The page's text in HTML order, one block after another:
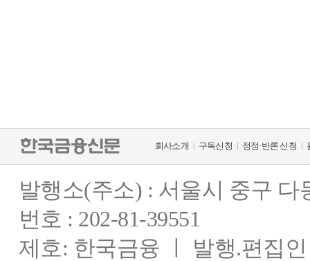
회사소개 구독신청 정정·반론 신청
발행소(주소) : 서울시 중구
번호 : 202-81-39551
제호: 한국금융 ㅣ 발행.편집